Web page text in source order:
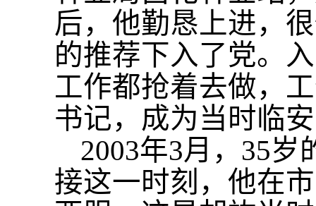
后，他勤恳上进，
的推荐下入了党。
工作都抢着去做，
书记，成为当时临
2003年3月，35
接这一时刻，他在